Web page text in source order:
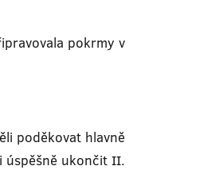
pokrmy v
poděkovat hlavně
úspěšně ukončit II.